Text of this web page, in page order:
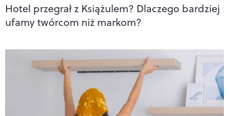
Hotel przegrał z Książulem? Dlaczego bardziej
ufamy twórcom niż markom?